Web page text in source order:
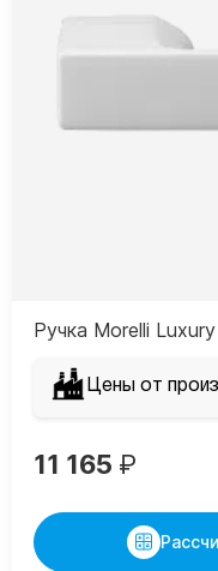
Ручка Morelli
Цены от
11 165 ₽